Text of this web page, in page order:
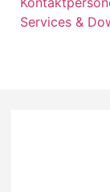
Services &